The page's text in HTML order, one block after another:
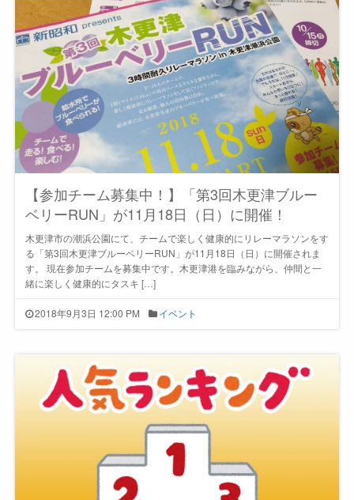
【参加チーム募集中！】「第3回木更津ブルー
ベリーRUN」が11月18日（日）に開催！
木更津市の潮浜公園にて、チームで楽しく健康的にリレーマラソンをす
る「第3回木更津ブルーベリーRUN」が11月18日（日）に開催されま
す。 現在参加チームを募集中です。木更津港を臨みながら、仲間と一
緒に楽しく健康的にタスキ […]
2018年9月3日 12:00 PM イベント